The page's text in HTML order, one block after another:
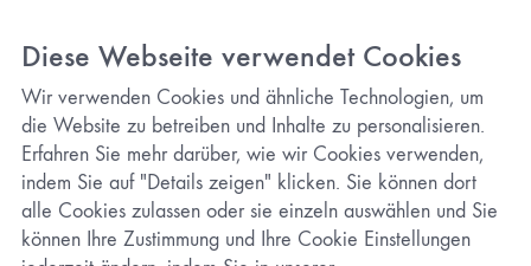
Datenschutz
Cookie-Einstellungen
Impressum
Herzlich Willkommen! Ich bin Ihr virtueller Assistent für alle
rund um Fahrgast TV.
Können verschiedene Spots bzw.
Kampagnen gezeigt werden?
Können bestehende
bzw. Spots ausgetauscht
werden?
Wie flexibel sind Sie bei
Können Sie uns bei der
Diese Webseite verwendet Cookies
Wir verwenden Cookies und ähnliche Technologien, um
die Website zu betreiben und Inhalte zu personalisieren.
Erfahren Sie mehr darüber, wie wir Cookies verwenden,
indem Sie auf "Details zeigen" klicken. Sie können dort
alle Cookies zulassen oder sie einzeln auswählen und Sie
können Ihre Zustimmung und Ihre Cookie Einstellungen